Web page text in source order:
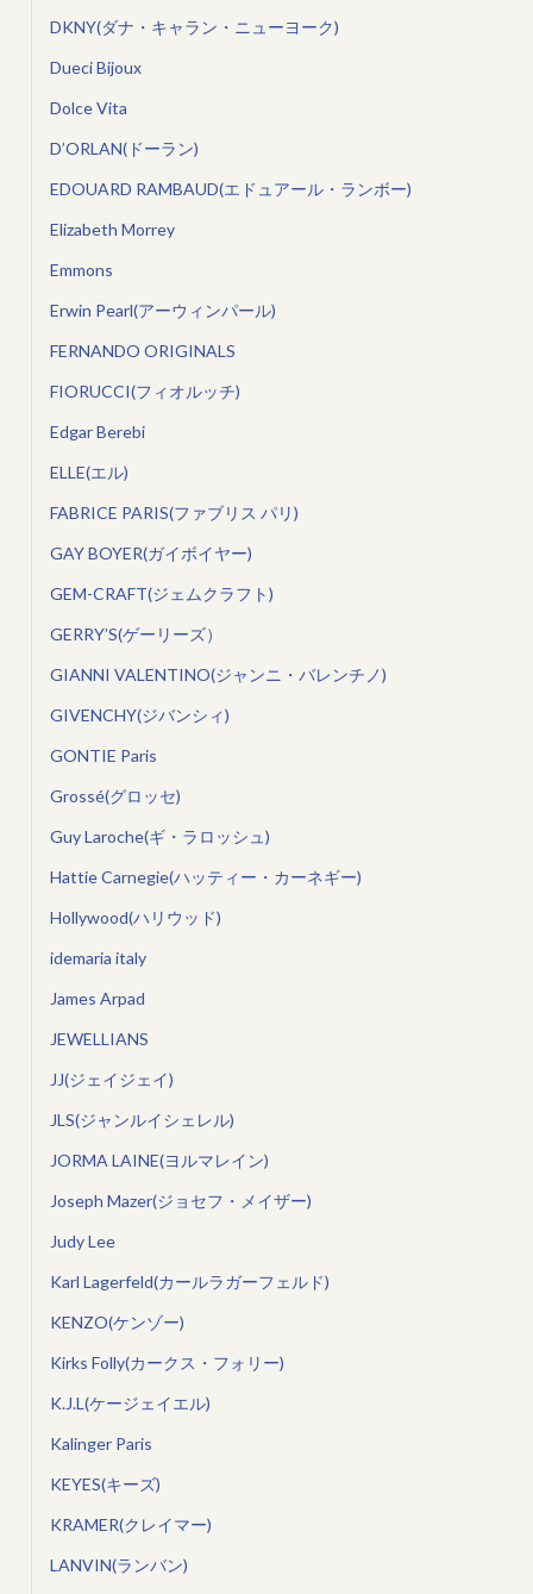
DKNY(ダナ・キャラン・ニューヨーク)
Dueci Bijoux
Dolce Vita
D’ORLAN(ドーラン)
EDOUARD RAMBAUD(エドュアール・ランボー)
Elizabeth Morrey
Emmons
Erwin Pearl(アーウィンパール)
FERNANDO ORIGINALS
FIORUCCI(フィオルッチ)
Edgar Berebi
ELLE(エル)
FABRICE PARIS(ファブリス パリ)
GAY BOYER(ガイボイヤー)
GEM-CRAFT(ジェムクラフト)
GERRY’S(ゲーリーズ）
GIANNI VALENTINO(ジャンニ・バレンチノ)
GIVENCHY(ジバンシィ)
GONTIE Paris
Grossé(グロッセ)
Guy Laroche(ギ・ラロッシュ)
Hattie Carnegie(ハッティー・カーネギー)
Hollywood(ハリウッド)
idemaria italy
James Arpad
JEWELLIANS
JJ(ジェイジェイ)
JLS(ジャンルイシェレル)
JORMA LAINE(ヨルマレイン)
Joseph Mazer(ジョセフ・メイザー)
Judy Lee
Karl Lagerfeld(カールラガーフェルド)
KENZO(ケンゾー)
Kirks Folly(カークス・フォリー)
K.J.L(ケージェイエル)
Kalinger Paris
KEYES(キーズ)
KRAMER(クレイマー)
LANVIN(ランバン)